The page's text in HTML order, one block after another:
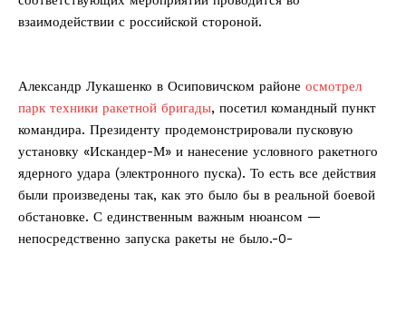
взаимодействии с российской стороной.
Александр Лукашенко в Осиповичском районе осмотрел
парк техники ракетной бригады, посетил командный пункт
командира. Президенту продемонстрировали пусковую
установку «Искандер-М» и нанесение условного ракетного
ядерного удара (электронного пуска). То есть все действия
были произведены так, как это было бы в реальной боевой
обстановке. С единственным важным нюансом —
непосредственно запуска ракеты не было.-0-